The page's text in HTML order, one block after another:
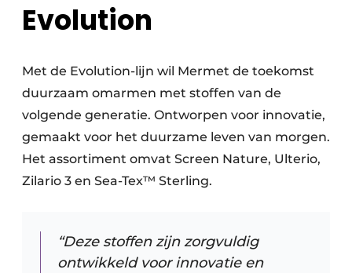
Evolution
Met de Evolution-lijn wil Mermet de toekomst
duurzaam omarmen met stoffen van de
volgende generatie. Ontworpen voor innovatie,
gemaakt voor het duurzame leven van morgen.
Het assortiment omvat Screen Nature, Ulterio,
Zilario 3 en Sea-Tex™ Sterling.
“Deze stoffen zijn zorgvuldig
ontwikkeld voor innovatie en